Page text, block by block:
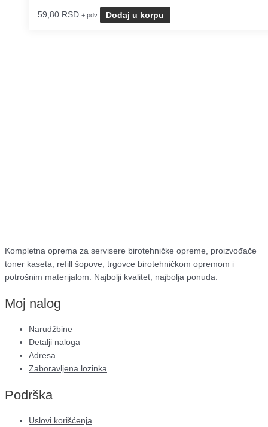
59,80 RSD + pdv Dodaj u korpu
Kompletna oprema za servisere birotehničke opreme, proizvođače
toner kaseta, refill šopove, trgovce birotehničkom opremom i
potrošnim materijalom. Najbolji kvalitet, najbolja ponuda.
Moj nalog
Narudžbine
Detalji naloga
Adresa
Zaboravljena lozinka
Podrška
Uslovi korišćenja